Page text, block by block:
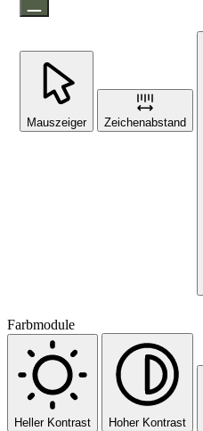
Mauszeiger Zeichenabstand
Farbmodule
Heller Kontrast Hoher Kontrast